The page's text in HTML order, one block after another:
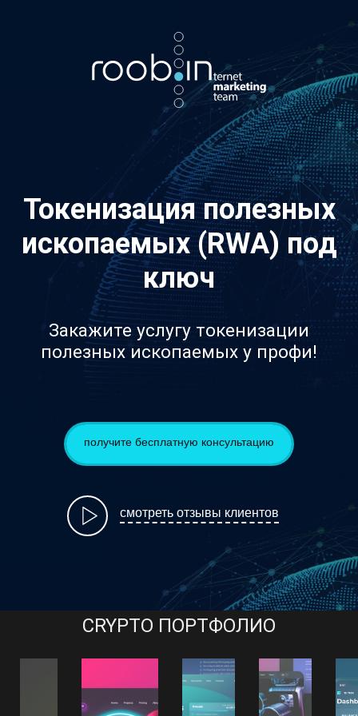
Токенизация полезных
ископаемых (RWA) под
ключ
Закажите услугу токенизации
полезных ископаемых у профи!
получите бесплатную консультацию
смотреть отзывы клиентов
CRYPTO ПОРТФОЛИО
Хотите также? Пишите в телеграм:
vino_costa